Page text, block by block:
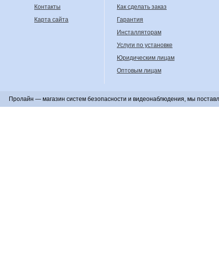
Контакты
Карта сайта
Как сделать заказ
Гарантия
Инсталляторам
Услуги по установке
Юридическим лицам
Оптовым лицам
Пролайн — магазин систем безопасности и видеонаблюдения, мы